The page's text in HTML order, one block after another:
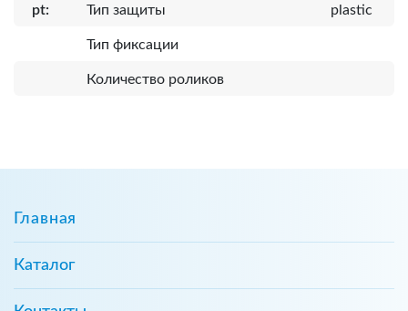
pt: Тип защиты plastic
Тип фиксации
Количество роликов
Главная
Каталог